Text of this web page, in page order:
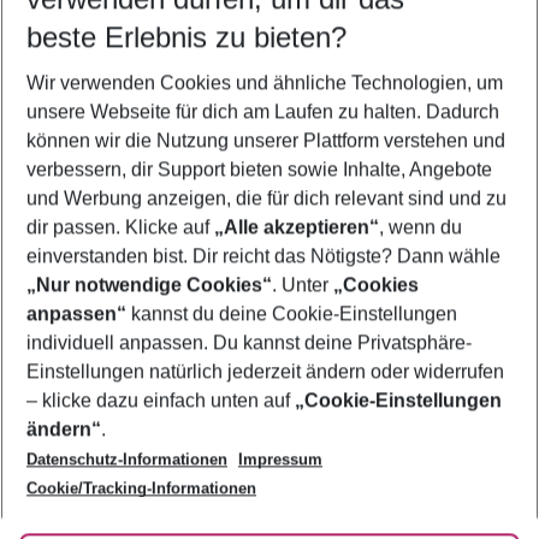
5-8 Nächte
2 Erwachsene Keine Kinder
Mehr Filter anzeigen
Footer
Footer navigation
Über uns
AGB
Bestpreisgarantie
Cookie-Einstellungen ändern
Cookie-Richtlinie
Agenturbetreuung
Barrierefreies Reisen
Folge uns
beste Erlebnis zu bieten?
Wir verwenden Cookies und ähnliche Technologien, um
unsere Webseite für dich am Laufen zu halten. Dadurch
können wir die Nutzung unserer Plattform verstehen und
verbessern, dir Support bieten sowie Inhalte, Angebote
und Werbung anzeigen, die für dich relevant sind und zu
dir passen. Klicke auf „Alle akzeptieren“, wenn du
einverstanden bist. Dir reicht das Nötigste? Dann wähle
„Nur notwendige Cookies“. Unter „Cookies
anpassen“ kannst du deine Cookie-Einstellungen
individuell anpassen. Du kannst deine Privatsphäre-
Einstellungen natürlich jederzeit ändern oder widerrufen
– klicke dazu einfach unten auf „Cookie-Einstellungen
ändern“.
Datenschutz-Informationen
Impressum
Cookie/Tracking-Informationen